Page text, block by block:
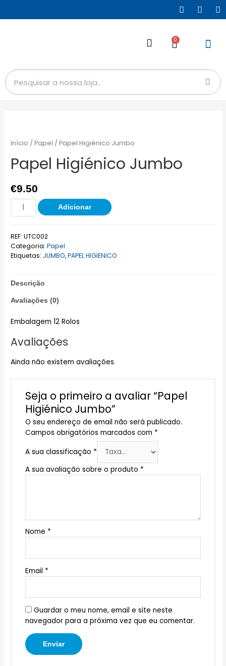
0
Início /Papel / Papel Higiénico Jumbo
Papel Higiénico Jumbo
€9.50
Adicionar
REF:UTC002
Categoria:Papel
Etiquetas: JUMBO,PAPEL HIGIENICO
Descrição
Avaliações (0)
Embalagem 12 Rolos
Avaliações
Ainda não existem avaliações.
Seja o primeiro a avaliar “Papel
Higiénico Jumbo”
O seu endereço de email não será publicado.
Campos obrigatórios marcados com *
A sua classificação *
A sua avaliação sobre o produto *
Nome *
Email *
Guardar o meu nome, email e site neste
navegador para a próxima vez que eu comentar.